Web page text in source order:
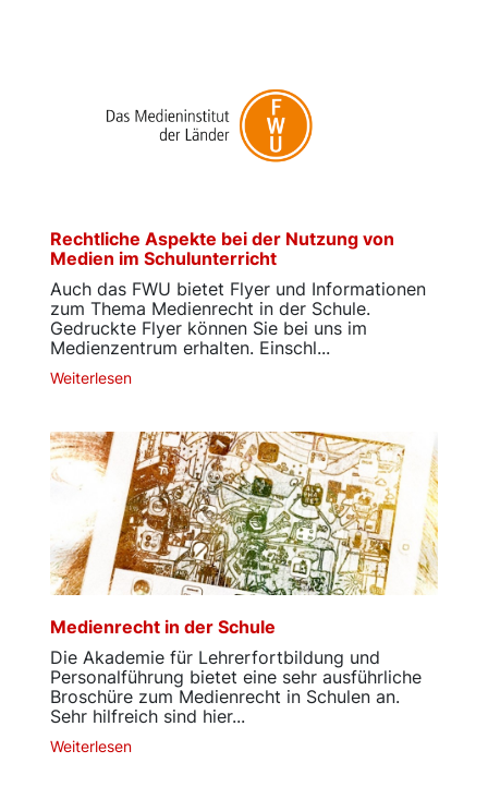
Rechtliche Aspekte bei der Nutzung von
Medien im Schulunterricht
Auch das FWU bietet Flyer und Informationen
zum Thema Medienrecht in der Schule.
Gedruckte Flyer können Sie bei uns im
Medienzentrum erhalten. Einschl...
Weiterlesen
Medienrecht in der Schule
Die Akademie für Lehrerfortbildung und
Personalführung bietet eine sehr ausführliche
Broschüre zum Medienrecht in Schulen an.
Sehr hilfreich sind hier...
Weiterlesen